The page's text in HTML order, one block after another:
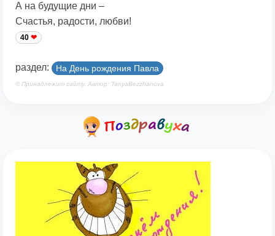
А на будущие дни –
Счастья, радости, любви!
40
раздел: На День рождения Павла
© Принадлежит сайту. Автор: TanyaBezzhanova